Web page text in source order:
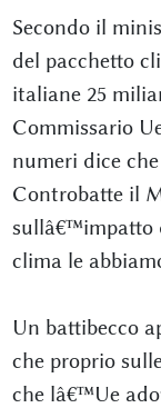
Secondo il
del pacchetto
italiane 25
Commissario
numeri dice
Controbatte il
sullâ€™impatto
clima le
Un battibecco
che proprio
che lâ€™Ue